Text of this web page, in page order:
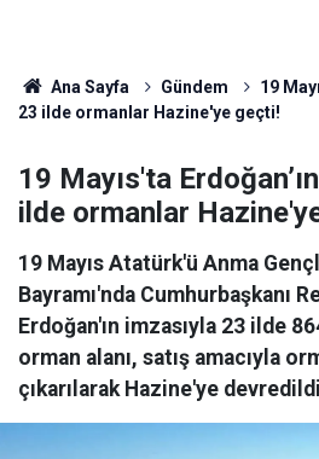
Ana Sayfa Gündem
19
23 ilde ormanlar Hazine'ye geçti!
19 Mayıs'ta
ilde ormanlar
19 Mayıs Atatürk'ü Anma
Bayramı'nda Cumhurbaşkanı
Erdoğan'ın imzasıyla 23 ilde
orman alanı, satış amacıyla
çıkarılarak Hazine'ye